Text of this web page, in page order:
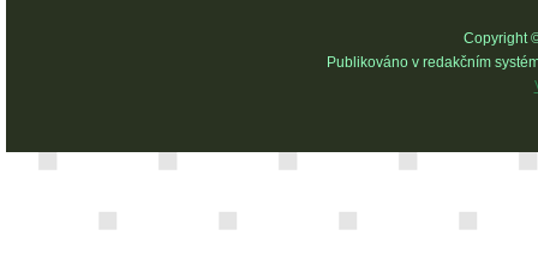
Copyright
Publikováno v redakčním